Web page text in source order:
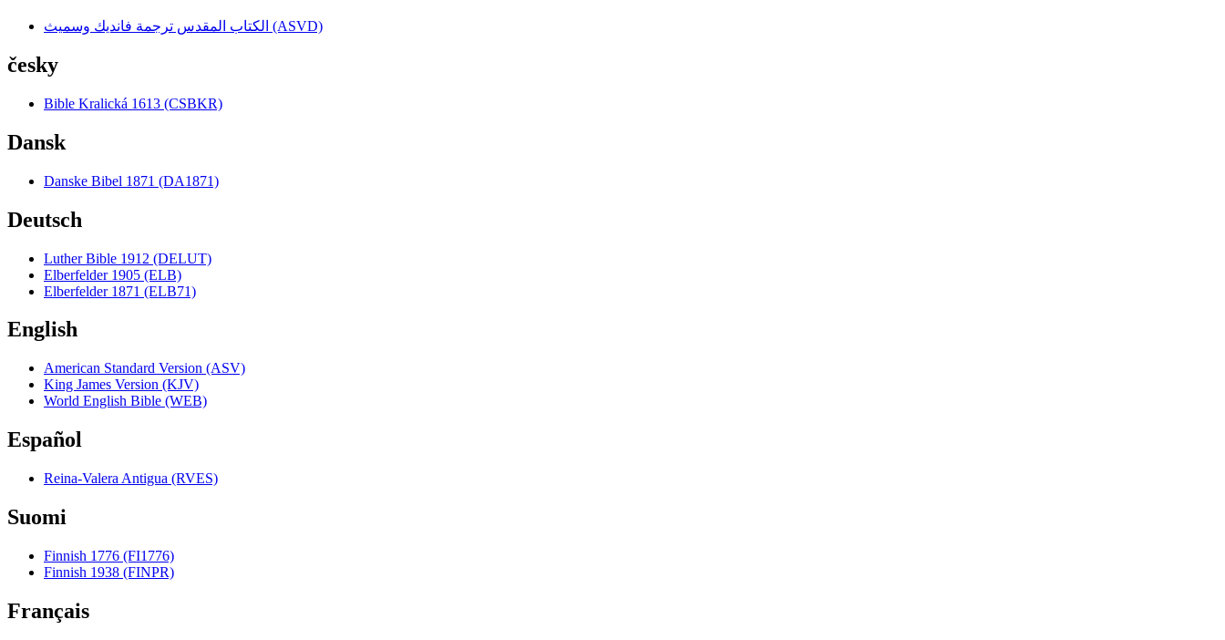
الكتاب المقدس ترجمة فانديك وسميث (ASVD)
česky
Bible Kralická 1613 (CSBKR)
Dansk
Danske Bibel 1871 (DA1871)
Deutsch
Luther Bible 1912 (DELUT)
Elberfelder 1905 (ELB)
Elberfelder 1871 (ELB71)
English
American Standard Version (ASV)
King James Version (KJV)
World English Bible (WEB)
Español
Reina-Valera Antigua (RVES)
Suomi
Finnish 1776 (FI1776)
Finnish 1938 (FINPR)
Français